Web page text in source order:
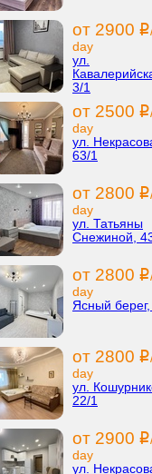
от 2900 i
day
ул.
3/1
от 2500 i
day
ул.
63/1
от 2800 i
day
ул. Татьяны
Снежиной,
от 2800 i
day
Ясный
от 2800 i
day
ул.
22/1
от 2900 i
day
ул.